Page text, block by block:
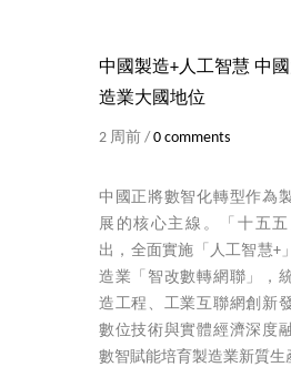
中國製造+人工智慧 中
造業大國地位
2 周前 /0 comments
中國正將數智化轉型作為
展的核心主線。「十五
出，全面實施「人工智慧+
造業「智改數轉網聯」，
造工程、工業互聯網創新
數位技術與實體經濟深度
數智賦能培育製造業新質生